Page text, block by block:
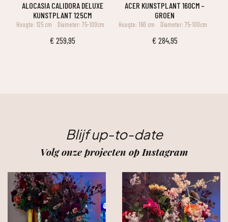
ALOCASIA CALIDORA DELUXE
KUNSTPLANT 125CM
Hoogte: 125 cm Diameter: 75-100cm
€ 259,95
ACER KUNSTPLANT 160CM –
GROEN
Hoogte: 160 cm Diameter: 75-100cm
€ 284,95
Blijf up-to-date
Volg onze projecten op Instagram